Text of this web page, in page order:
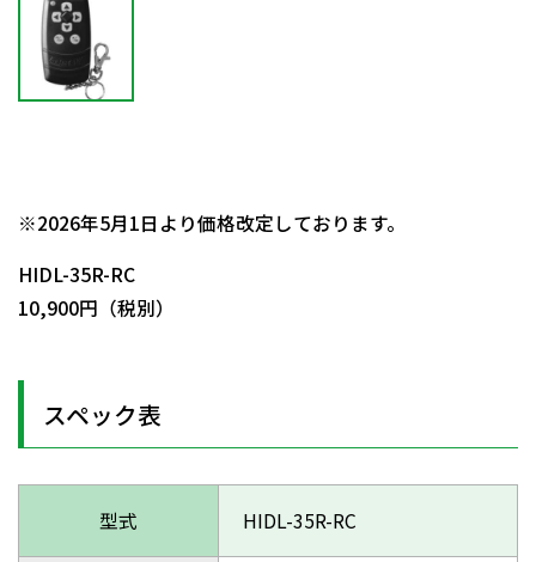
※2026年5月1日より価格改定しております。
HIDL-35R-RC
10,900円（税別）
スペック表
型式 HIDL-35R-RC